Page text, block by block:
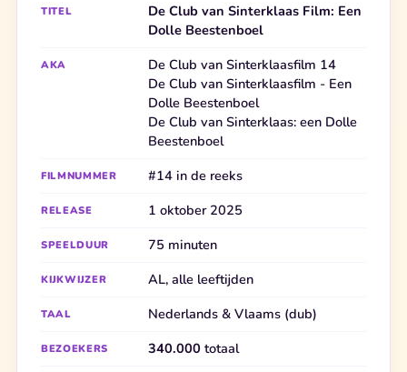
TITEL
De Club van Sinterklaas Film: Een
Dolle Beestenboel
AKA
De Club van Sinterklaasfilm 14
De Club van Sinterklaasfilm - Een
Dolle Beestenboel
De Club van Sinterklaas: een Dolle
Beestenboel
FILMNUMMER #14 in de reeks
RELEASE 1 oktober 2025
SPEELDUUR 75 minuten
KIJKWIJZER AL, alle leeftijden
TAAL Nederlands & Vlaams (dub)
BEZOEKERS 340.000 totaal